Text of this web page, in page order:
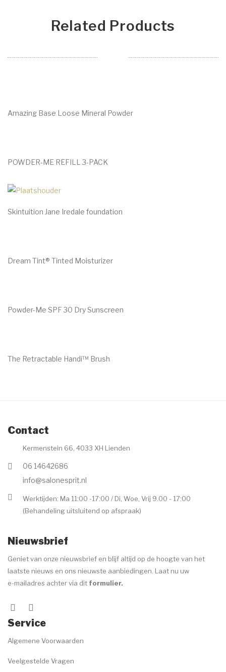
Related Products
Amazing Base Loose Mineral Powder
POWDER-ME REFILL 3-PACK
Skintuition Jane Iredale foundation
Dream Tint® Tinted Moisturizer
Powder-Me SPF 30 Dry Sunscreen
The Retractable Handi™ Brush
Contact
Kermenstein 66, 4033 XH Lienden
06 14642686
info@salonesprit.nl
Werktijden: Ma 11:00 -17:00 / Di, Woe, Vrij 9.00 - 17:00
(Behandeling uitsluitend op afspraak)
Nieuwsbrief
Geniet van onze nieuwsbrief en blijf altijd op de hoogte van het
laatste nieuws en ons nieuwste aanbiedingen. Laat nu uw
e-mailadres achter via dit formulier.
Service
Algemene Voorwaarden
Veelgestelde Vragen